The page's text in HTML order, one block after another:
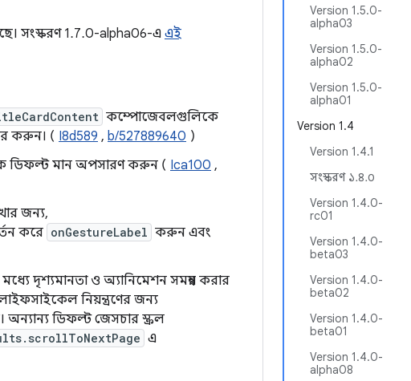
Version 1.5.0-
alpha03
Version 1.5.0-
alpha02
Version 1.5.0-
alpha01
Version 1.4
Version 1.4.1
সংস্করণ ১.৪.০
Version 1.4.0-
rc01
Version 1.4.0-
beta03
Version 1.4.0-
beta02
Version 1.4.0-
beta01
Version 1.4.0-
alpha08
সংস্করণ 1.7.0-alpha06-এ এই
কম্পোজেবলগুলিকে
করুন। ( I8d589 , b/527889640 )
ডিফল্ট মান অপসারণ করুন ( Ica100 ,
জন্য,
করে onGestureLabel করুন এবং
দৃশ্যমানতা ও অ্যানিমেশন সমন্বয় করার
নিয়ন্ত্রণের জন্য
অন্যান্য ডিফল্ট জেসচার স্ক্রল
এ